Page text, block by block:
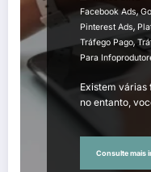
Facebook Ads,
Pinterest Ads,
Tráfego Pago,
Para
Existem várias
no entanto,
Consulte mais